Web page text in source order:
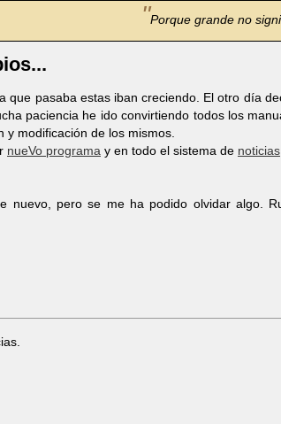
Porque grande no
que pasaba estas iban creciendo. El otro día
paciencia he ido convirtiendo todos los
y modificación de los mismos.
nueVo programa y en todo el sistema de noticias
nuevo, pero se me ha podido olvidar algo.